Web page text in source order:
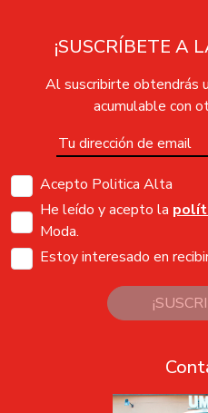
¡SUSCRÍBETE A
Al suscribirte obtendrás
acumulable con
Acepto Politica Alta
He leído y acepto la
Moda.
Estoy interesado en